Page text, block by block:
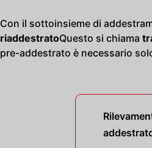
Con il sottoinsieme di
riaddestratoQuesto si chiama
pre-addestrato è necessario